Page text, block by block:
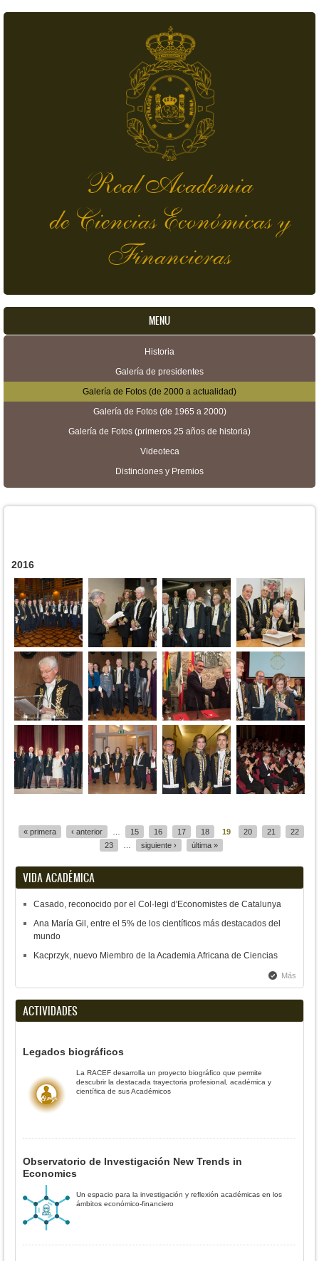
Real Academia
de Ciencias Económicas y
Financieras
MENU
Historia
Galería de presidentes
Galería de Fotos (de 2000 a actualidad)
Galería de Fotos (de 1965 a 2000)
Galería de Fotos (primeros 25 años de historia)
Videoteca
Distinciones y Premios
2016
« primera ‹ anterior 15 16 17 18 19 20 21
22
23
siguiente › última »
VIDA ACADÉMICA
Casado, reconocido por el Col·legi d'Economistes de Catalunya
Ana María Gil, entre el 5% de los científicos más destacados del
mundo
Kacprzyk, nuevo Miembro de la Academia Africana de Ciencias
Más
ACTIVIDADES
Legados biográficos
La RACEF desarrolla un proyecto biográfico que permite
descubrir la destacada trayectoria profesional, académica y
científica de sus Académicos
Observatorio de Investigación New Trends in
Economics
Un espacio para la investigación y reflexión académicas en los
ámbitos económico-financiero